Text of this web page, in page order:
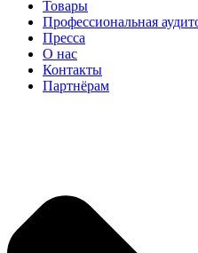
Товары
Профессиональная
Пресса
О нас
Контакты
Партнёрам